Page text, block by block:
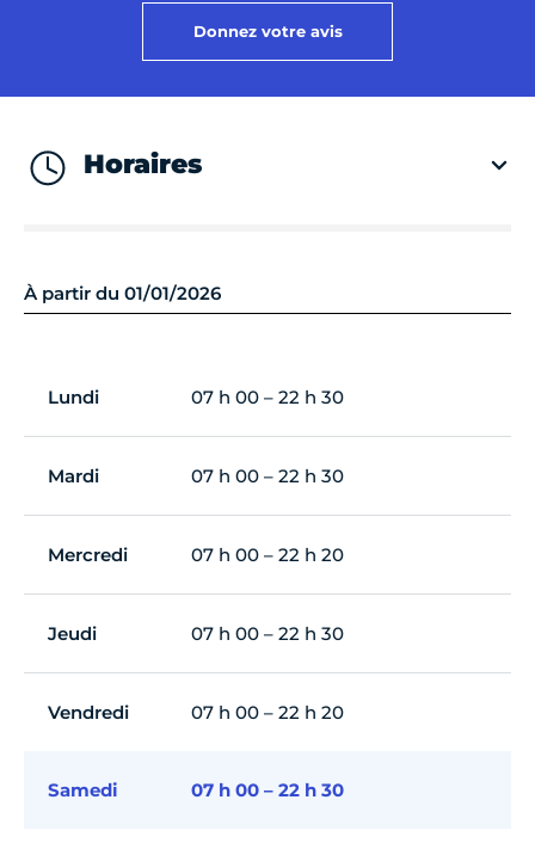
Donnez votre avis
Horaires
À partir du 01/01/2026
Lundi 07 h 00 – 22 h 30
Mardi 07 h 00 – 22 h 30
Mercredi 07 h 00 – 22 h 20
Jeudi 07 h 00 – 22 h 30
Vendredi 07 h 00 – 22 h 20
Samedi 07 h 00 – 22 h 30